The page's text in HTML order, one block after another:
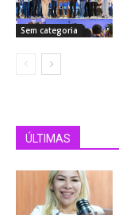
Sem categoria
ÚLTIMAS